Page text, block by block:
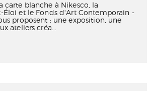
carte blanche à Nikesco, la
et le Fonds d'Art Contemporain -
proposent : une exposition, une
ateliers créa...